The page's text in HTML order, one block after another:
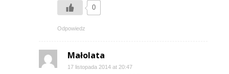
0
Odpowiedz
Małolata
17 listopada 2014 at 20:47